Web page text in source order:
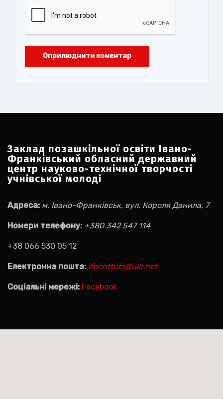
Заклад позашкільної освіти Івано-
Франківський обласний державний
центр науково-технічної творчості
учнівської молоді
Адреса: м. Івано-Франківськ, вул. Короля Данила, 7
Номери телефону: +380 342 547 114
+38 066 530 05 12
Електронна пошта: ifocnttum@ukr.net
Соціальні мережі: Facebook